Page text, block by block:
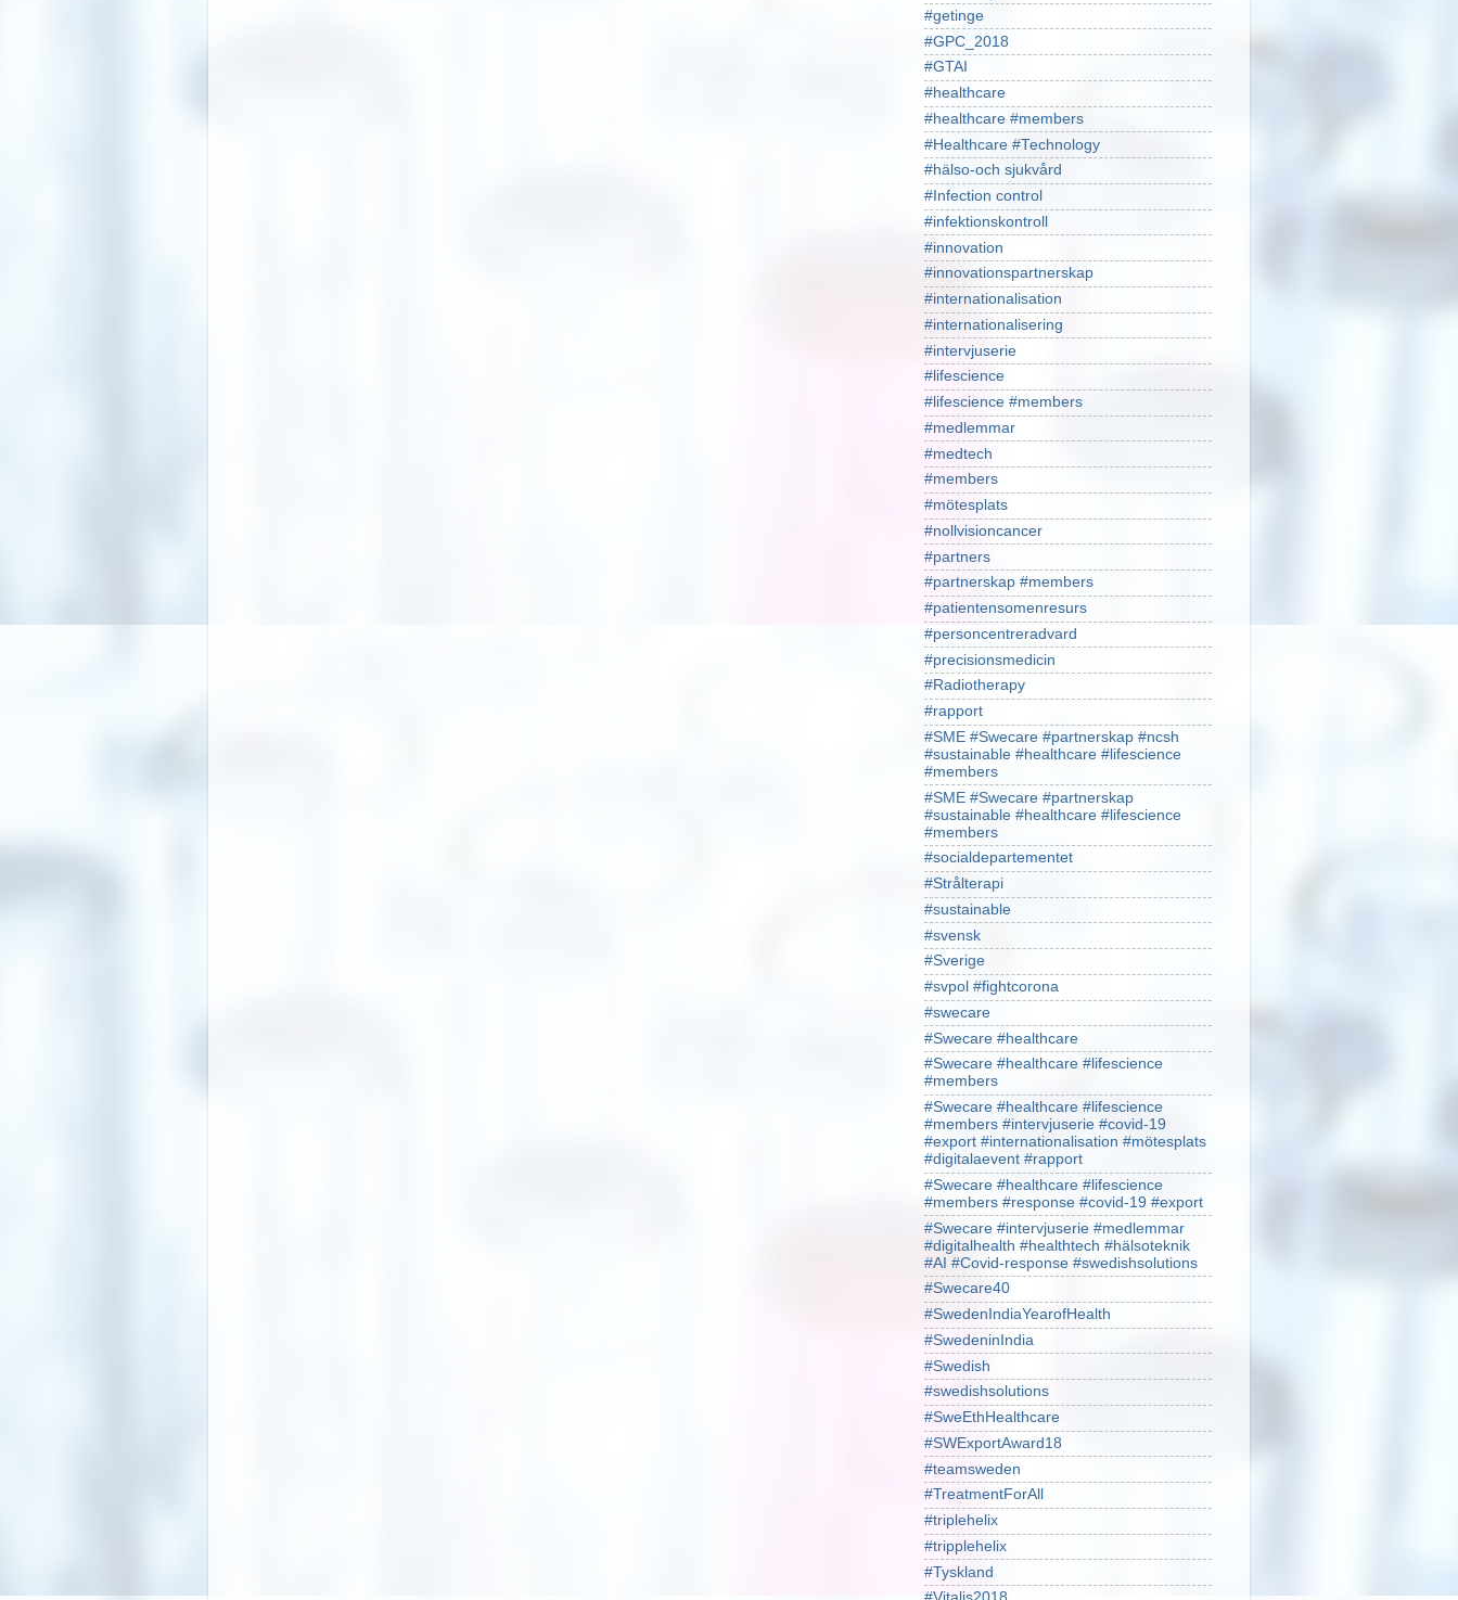
#getinge
#GPC_2018
#GTAI
#healthcare
#healthcare #members
#Healthcare #Technology
#hälso-och sjukvård
#Infection control
#infektionskontroll
#innovation
#innovationspartnerskap
#internationalisation
#internationalisering
#intervjuserie
#lifescience
#lifescience #members
#medlemmar
#medtech
#members
#mötesplats
#nollvisioncancer
#partners
#partnerskap #members
#patientensomenresurs
#personcentreradvard
#precisionsmedicin
#Radiotherapy
#rapport
#SME #Swecare #partnerskap #ncsh
#sustainable #healthcare #lifescience
#members
#SME #Swecare #partnerskap
#sustainable #healthcare #lifescience
#members
#socialdepartementet
#Strålterapi
#sustainable
#svensk
#Sverige
#svpol #fightcorona
#swecare
#Swecare #healthcare
#Swecare #healthcare #lifescience
#members
#Swecare #healthcare #lifescience
#members #intervjuserie #covid-19
#export #internationalisation #mötesplats
#digitalaevent #rapport
#Swecare #healthcare #lifescience
#members #response #covid-19 #export
#Swecare #intervjuserie #medlemmar
#digitalhealth #healthtech #hälsoteknik
#AI #Covid-response #swedishsolutions
#Swecare40
#SwedenIndiaYearofHealth
#SwedeninIndia
#Swedish
#swedishsolutions
#SweEthHealthcare
#SWExportAward18
#teamsweden
#TreatmentForAll
#triplehelix
#tripplehelix
#Tyskland